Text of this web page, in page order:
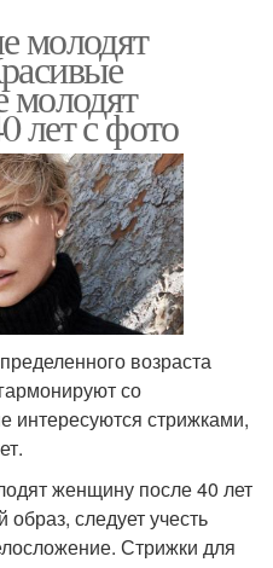
молодят
молодят
лет с фото
возраста
со
интересуются стрижками,
женщину после 40 лет
следует учесть
Стрижки для